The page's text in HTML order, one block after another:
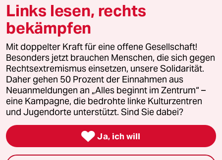
© 2026 taz Verlags und Vertriebs GmbH
Alle Rechte vorbehalten. Bei rechtlichen Fragen oder für Genehmigungen
wenden Sie sich bitte an
lizenzen@taz.de
Feedback Redaktionsstatut Kommune-Richtlinien
Leitlinie Informant Datenschutz Impressum AGB
Seitenwende Einwilligungen widerrufen (Ads)
Links lesen, rechts
bekämpfen
Mit doppelter Kraft für eine offene Gesellschaft!
Besonders jetzt brauchen Menschen, die sich gegen
Rechtsextremismus einsetzen, unsere Solidarität.
Daher gehen 50 Prozent der Einnahmen aus
Neuanmeldungen an „Alles beginnt im Zentrum“ –
eine Kampagne, die bedrohte linke Kulturzentren
und Jugendorte unterstützt. Sind Sie dabei?
 Ja, ich will